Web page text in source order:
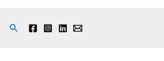
Rechercher